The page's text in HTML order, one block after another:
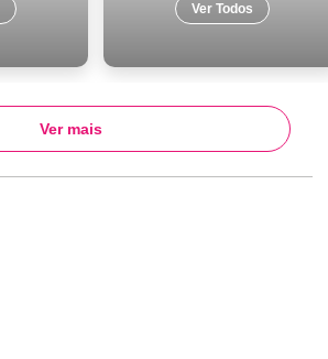
Ver Todos
Ver mais